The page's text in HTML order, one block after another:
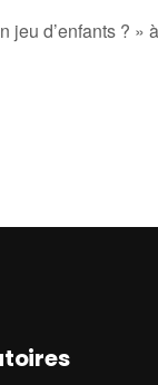
jeu d’enfants ?